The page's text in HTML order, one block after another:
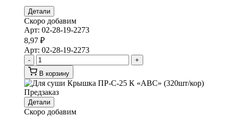
Детали
Скоро добавим
Арт: 02-28-19-2273
8,97 ₽
Арт: 02-28-19-2273
-
+
В корзину
Предзаказ
Детали
Скоро добавим